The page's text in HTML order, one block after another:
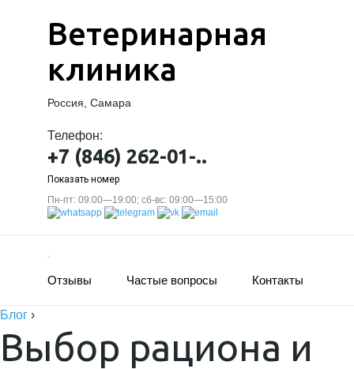
Ветеринарная
клиника
Россия, Самара
Телефон:
+7 (846) 262-01-..
Показать номер
Пн-пт: 09:00—19:00; сб-вс: 09:00—15:00
Отзывы Частые вопросы Контакты
Блог ›
Выбор рациона и